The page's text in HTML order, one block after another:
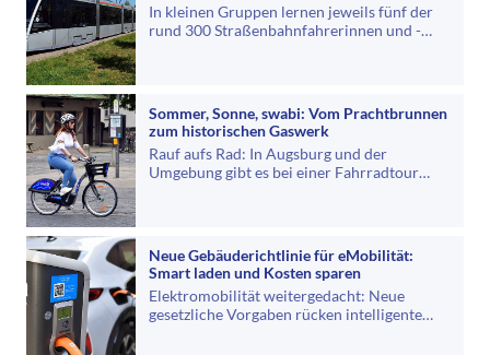
In kleinen Gruppen lernen jeweils fünf der
rund 300 Straßenbahnfahrerinnen und -
Sommer, Sonne, swabi: Vom Prachtbrunnen
zum historischen Gaswerk
Rauf aufs Rad: In Augsburg und der
Umgebung gibt es bei einer Fahrradtour
Neue Gebäuderichtlinie für eMobilität:
Smart laden und Kosten sparen
Elektromobilität weitergedacht: Neue
gesetzliche Vorgaben rücken intelligente